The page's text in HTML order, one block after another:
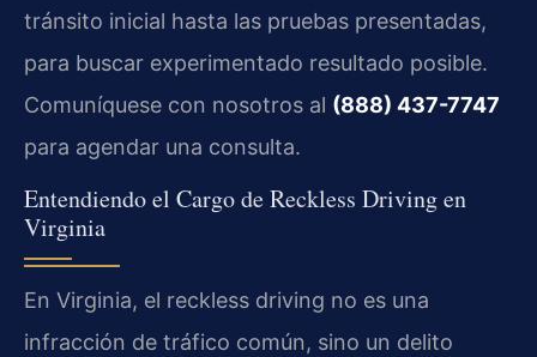
tránsito inicial hasta las pruebas presentadas,
para buscar experimentado resultado posible.
Comuníquese con nosotros al (888) 437-7747
para agendar una consulta.
Entendiendo el Cargo de Reckless Driving en
Virginia
En Virginia, el reckless driving no es una
infracción de tráfico común, sino un delito